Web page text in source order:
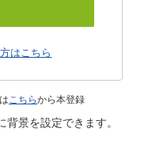
はこちら
こちらから本登録
景を設定できます。